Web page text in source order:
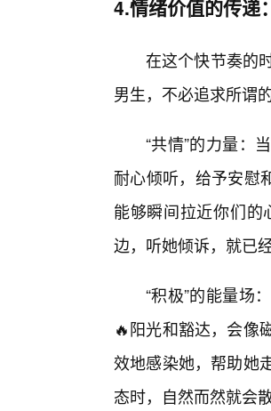
4.情绪价值的传递
在这个快节奏的
男生，不必追求所谓
“共情”的力量：
耐心倾听，给予安慰
能够瞬间拉近你们
边，听她倾诉，就已
“积极”的能量场
🔥阳光和豁达，会像
效地感染她，帮助她
态时，自然而然就会